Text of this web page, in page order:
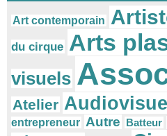
Art contemporain
du cirque Arts
visuels
Atelier
entrepreneur Autre Batteur